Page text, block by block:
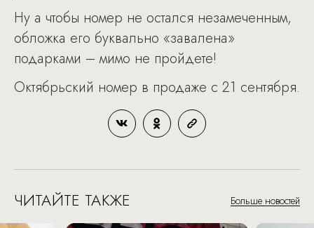
Ну а чтобы номер не остался незамеченным,
обложка его буквально «завалена»
подарками – мимо не пройдете!
Октябрьский номер в продаже с 21 сентября.
ЧИТАЙТЕ ТАКЖЕ Больше новостей